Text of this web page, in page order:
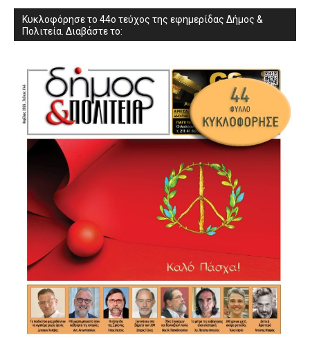
Κυκλοφόρησε το 44ο τεύχος της εφημερίδας Δήμος &
Πολιτεία. Διαβάστε το: